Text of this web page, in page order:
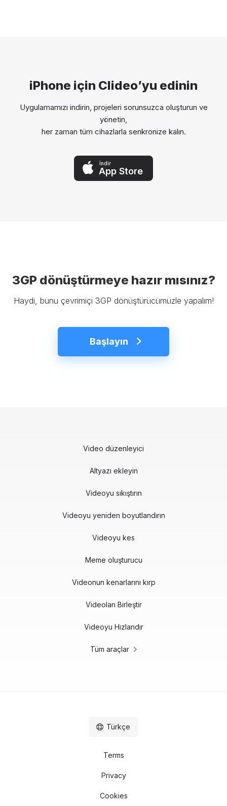
iPhone için Clideo’yu edinin
Uygulamamızı indirin, projeleri sorunsuzca oluşturun ve
yönetin,
her zaman tüm cihazlarla senkronize kalın.
İndir
App Store
3GP dönüştürmeye hazır mısınız?
Haydi, bunu çevrimiçi 3GP dönüştürücümüzle yapalım!
Başlayın
Video düzenleyici
Altyazı ekleyin
Videoyu sıkıştırın
Videoyu yeniden boyutlandırın
Videoyu kes
Meme oluşturucu
Videonun kenarlarını kırp
Videoları Birleştir
Videoyu Hızlandır
Tüm araçlar
Terms
Privacy
Cookies
Türkçe